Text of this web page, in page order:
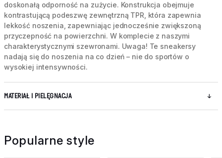
doskonałą odporność na zużycie. Konstrukcja obejmuje
kontrastującą podeszwę zewnętrzną TPR, która zapewnia
lekkość noszenia, zapewniając jednocześnie zwiększoną
przyczepność na powierzchni. W komplecie z naszymi
charakterystycznymi szewronami. Uwaga! Te sneakersy
nadają się do noszenia na co dzień – nie do sportów o
wysokiej intensywności.
MATERIAŁ I PIELĘGNACJA
Popularne style